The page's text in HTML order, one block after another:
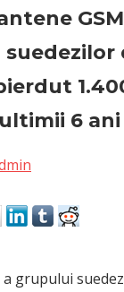
suedezilor
6 ani
grupului